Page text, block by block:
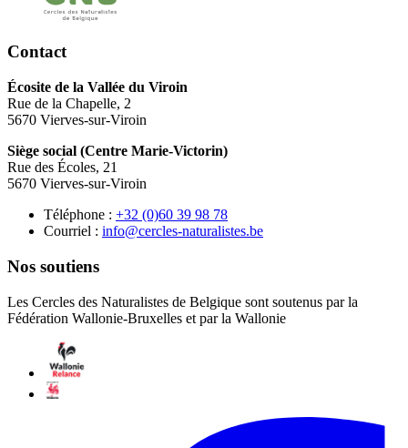
Contact
Écosite de la Vallée du Viroin
Rue de la Chapelle, 2
5670 Vierves-sur-Viroin
Siège social (Centre Marie-Victorin)
Rue des Écoles, 21
5670 Vierves-sur-Viroin
Téléphone : 87 89 93 06(0) 23+
Courriel : eb.setsilarutan-selcrec@ofni
Nos soutiens
Les Cercles des Naturalistes de Belgique sont soutenus par la
Fédération Wallonie-Bruxelles et par la Wallonie